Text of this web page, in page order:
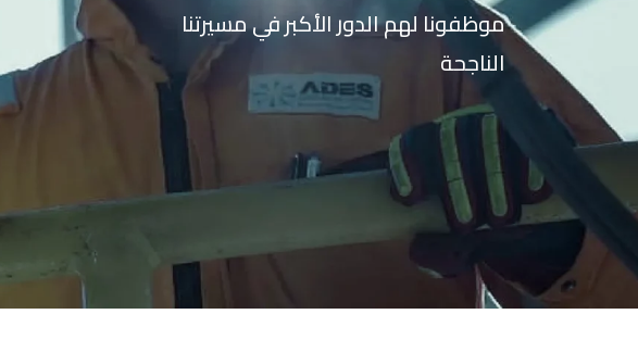
موظفونا لهم الدور الأكبر في مسيرتنا
الناجحة